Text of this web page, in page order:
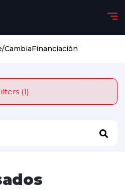
CambiaFinanciación
Filters (1)